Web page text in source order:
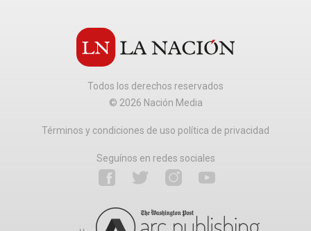
Todos los derechos reservados
© 2026 Nación Media
Términos y condiciones de uso política de privacidad
Seguínos en redes sociales